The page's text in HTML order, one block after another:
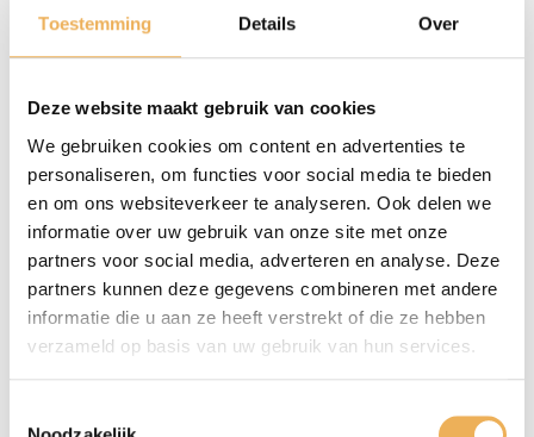
Toestemming Details Over
Deze website maakt gebruik van cookies
We gebruiken cookies om content en advertenties te
personaliseren, om functies voor social media te bieden
en om ons websiteverkeer te analyseren. Ook delen we
informatie over uw gebruik van onze site met onze
partners voor social media, adverteren en analyse. Deze
partners kunnen deze gegevens combineren met andere
informatie die u aan ze heeft verstrekt of die ze hebben
verzameld op basis van uw gebruik van hun services.
BEOORDELINGEN
Er zijn nog geen beoordelingen.
Wees de eerste om “Combinaties gegoten/gestanst en
grepen” te beoordelen
Je e-mailadres wordt niet gepubliceerd.
Vereiste velden zijn gemarkeerd met*